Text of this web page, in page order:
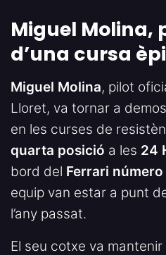
Miguel Molina,
d’una cursa
Miguel Molina, pilot
Lloret, va tornar a
en les curses de
quarta posició a les 24
bord del Ferrari
equip van estar a punt
l’any passat.
El seu cotxe va mantenir